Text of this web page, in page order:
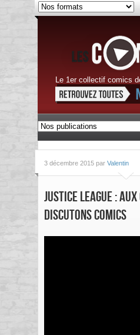
Le 1er collectif comics
3 décembre 2015 par Valentin
Justice League :
Discutons Comics